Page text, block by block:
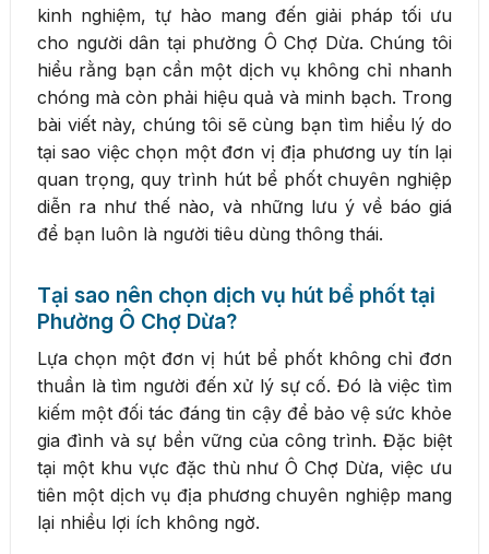
kinh nghiệm, tự hào mang đến giải pháp tối ưu
cho người dân tại phường Ô Chợ Dừa. Chúng tôi
hiểu rằng bạn cần một dịch vụ không chỉ nhanh
chóng mà còn phải hiệu quả và minh bạch. Trong
bài viết này, chúng tôi sẽ cùng bạn tìm hiểu lý do
tại sao việc chọn một đơn vị địa phương uy tín lại
quan trọng, quy trình hút bể phốt chuyên nghiệp
diễn ra như thế nào, và những lưu ý về báo giá
để bạn luôn là người tiêu dùng thông thái.
Tại sao nên chọn dịch vụ hút bể phốt tại
Phường Ô Chợ Dừa?
Lựa chọn một đơn vị hút bể phốt không chỉ đơn
thuần là tìm người đến xử lý sự cố. Đó là việc tìm
kiếm một đối tác đáng tin cậy để bảo vệ sức khỏe
gia đình và sự bền vững của công trình. Đặc biệt
tại một khu vực đặc thù như Ô Chợ Dừa, việc ưu
tiên một dịch vụ địa phương chuyên nghiệp mang
lại nhiều lợi ích không ngờ.